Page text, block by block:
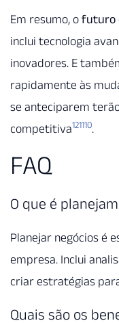
Em resumo, o futuro
inclui tecnologia
inovadores. E
rapidamente às
se anteciparem
competitiva121110.
FAQ
O que é
Planejar negócios é
empresa. Inclui
criar estratégias
Quais são os